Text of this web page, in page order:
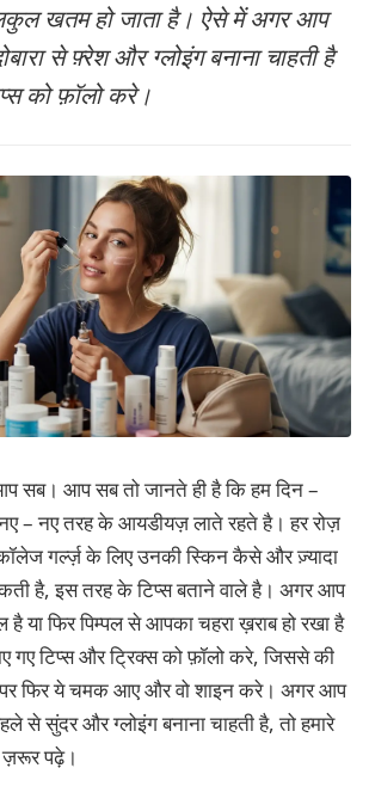
खतम हो जाता है। ऐसे में अगर आप
से फ़्रेश और ग्लोइंग बनाना चाहती है
को फ़ॉलो करे।
सब। आप सब तो जानते ही है कि हम दिन –
– नए तरह के आयडीयज़ लाते रहते है। हर रोज़
गर्ल्ज़ के लिए उनकी स्किन कैसे और ज़्यादा
है, इस तरह के टिप्स बताने वाले है। अगर आप
है या फिर पिम्पल से आपका चहरा ख़राब हो रखा है
गए टिप्स और ट्रिक्स को फ़ॉलो करे, जिससे की
फिर ये चमक आए और वो शाइन करे। अगर आप
से सुंदर और ग्लोइंग बनाना चाहती है, तो हमारे
पढ़े।